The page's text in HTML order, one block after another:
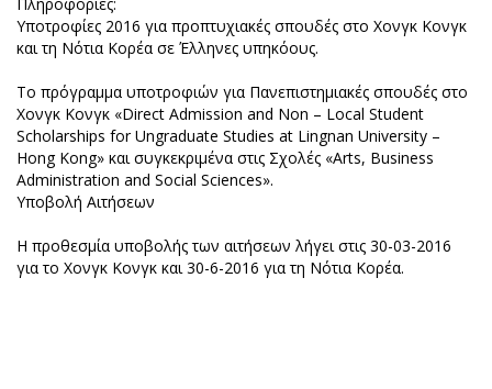
Υποτροφίες 2016 για προπτυχιακές σπουδές στο Χονγκ Κονγκ
και τη Νότια Κορέα σε Έλληνες υπηκόους.
Το πρόγραμμα υποτροφιών για Πανεπιστημιακές σπουδές στο
Χονγκ Κονγκ «Direct Admission and Non – Local Student
Scholarships for Ungraduate Studies at Lingnan University –
Hong Kong» και συγκεκριμένα στις Σχολές «Arts, Business
Administration and Social Sciences».
Υποβολή Αιτήσεων
Η προθεσμία υποβολής των αιτήσεων λήγει στις 30-03-2016
για το Χονγκ Κονγκ και 30-6-2016 για τη Νότια Κορέα.